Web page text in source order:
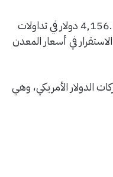
في الوقت نفسه، ارتفع سعر أوقية الذهب عالميًا إلى 4,156.62 دولار، مقابل 4,156.28 دولار في تداولات
في أسعار المعدن
الدولار الأمريكي، وهي